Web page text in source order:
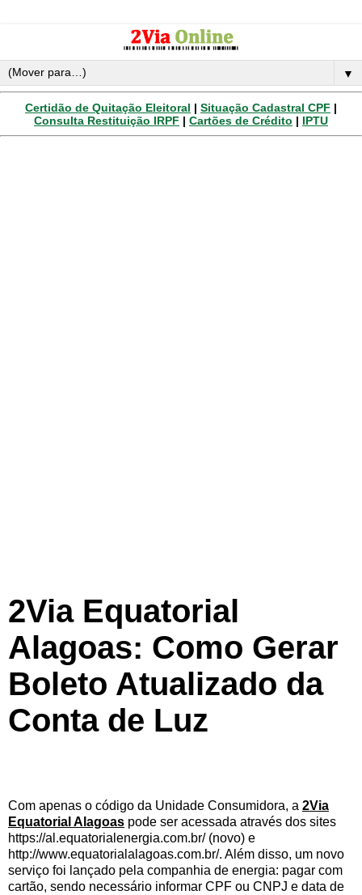
▼
Certidão de Quitação Eleitoral | Situação Cadastral CPF |
Consulta Restituição IRPF | Cartões de Crédito | IPTU
2Via Equatorial
Alagoas: Como Gerar
Boleto Atualizado da
Conta de Luz
Com apenas o código da Unidade Consumidora, a 2Via
Equatorial Alagoas pode ser acessada através dos sites
https://al.equatorialenergia.com.br/ (novo) e
http://www.equatorialalagoas.com.br/. Além disso, um novo
serviço foi lançado pela companhia de energia: pagar com
cartão, sendo necessário informar CPF ou CNPJ e data de